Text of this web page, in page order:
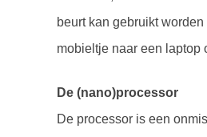
beurt kan gebruikt
mobieltje naar een laptop
De (nano)processor
De processor is een